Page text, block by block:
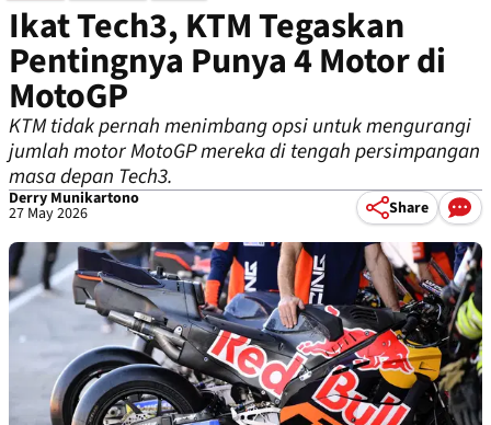
Ikat Tech3, KTM Tegaskan
Pentingnya Punya 4 Motor di
MotoGP
KTM tidak pernah menimbang opsi untuk mengurangi
jumlah motor MotoGP mereka di tengah persimpangan
masa depan Tech3.
Derry Munikartono
27 May 2026 Share